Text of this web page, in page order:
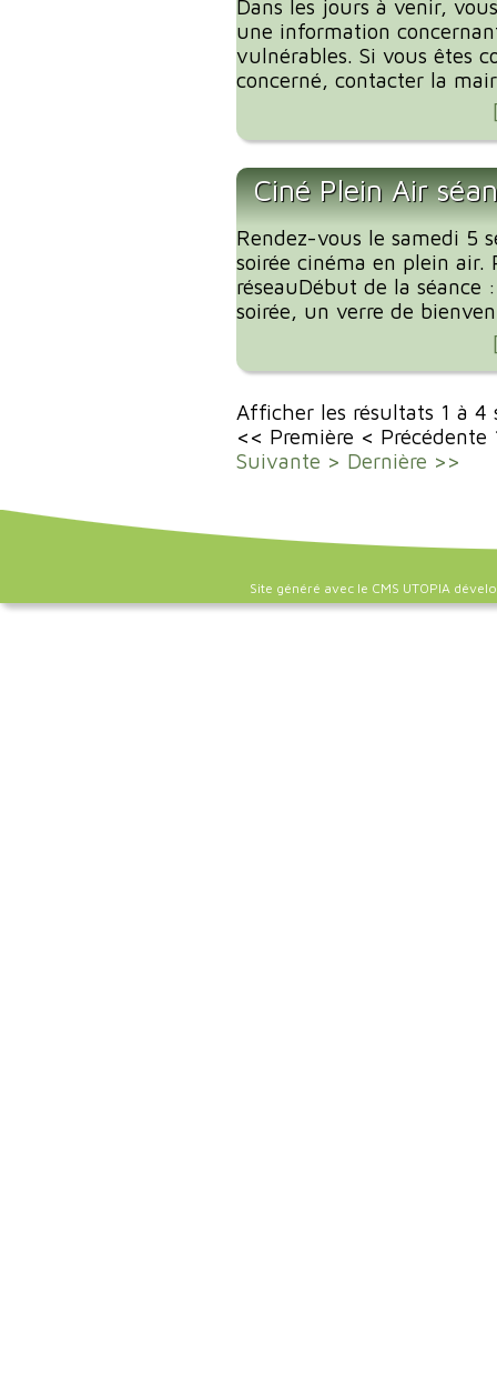
Dans les jours à venir,
une information
vulnérables. Si vous êtes
concerné, contacter la
Ciné Plein Air
Rendez-vous le samedi 5
soirée cinéma en plein
réseauDébut de la
soirée, un verre de
Afficher les résultats 1 à
<< Première < Précédente
Suivante > Dernière >>
Site généré avec le CMS UTOPIA